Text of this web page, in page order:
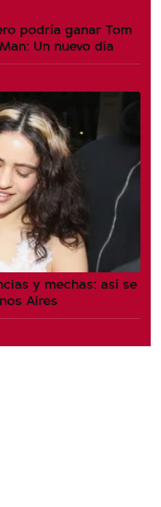
podría ganar Tom
Un nuevo día
y mechas: así se
Aires